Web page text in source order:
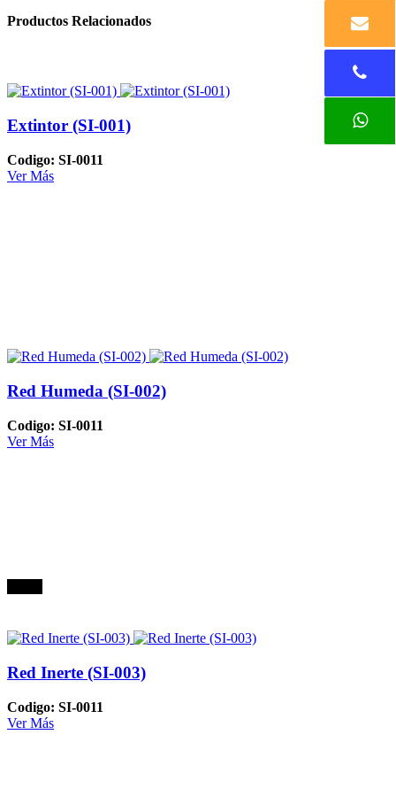
Productos Relacionados
Extintor (SI-001)
Codigo: SI-0011
Ver Más
Red Humeda (SI-002)
Codigo: SI-0011
Ver Más
Red Inerte (SI-003)
Codigo: SI-0011
Ver Más